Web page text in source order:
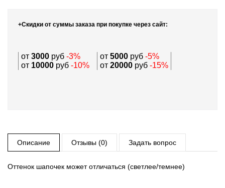
+Скидки от суммы заказа при покупке через сайт:
от 3000 руб -3% от 5000 руб -5%
от 10000 руб -10% от 20000 руб -15%
Описание Отзывы (0) Задать вопрос
Оттенок шапочек может отличаться (светлее/темнее)